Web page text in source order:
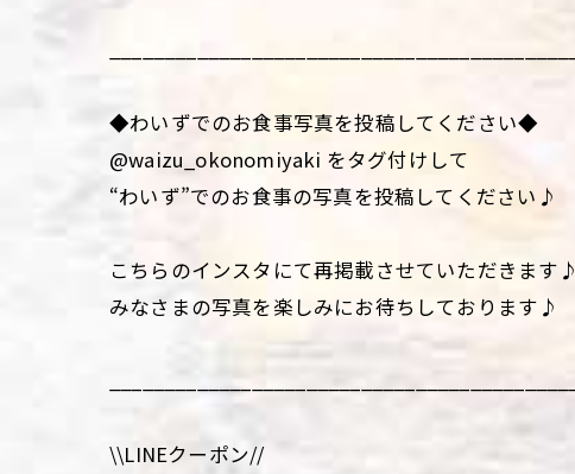
◆わいずでのお食事写真を投稿してください◆
@waizu_okonomiyaki をタグ付けして
“わいず”でのお食事の写真を投稿してください♪
こちらのインスタにて再掲載させていただきます♪
みなさまの写真を楽しみにお待ちしております♪
\\LINEクーポン//